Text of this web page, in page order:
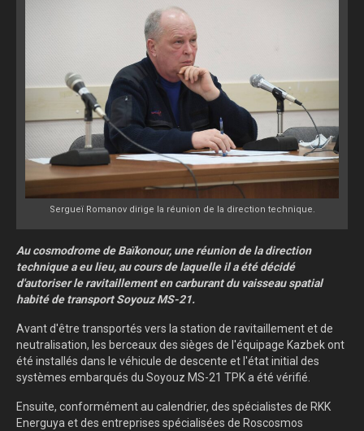
Sergueï Romanov dirige la réunion de la direction technique.
Au cosmodrome de Baïkonour, une réunion de la direction
technique a eu lieu, au cours de laquelle il a été décidé
d'autoriser le ravitaillement en carburant du vaisseau spatial
habité de transport Soyouz MS-21.
Avant d'être transportés vers la station de ravitaillement et de
neutralisation, les berceaux des sièges de l'équipage Kazbek ont ​​
été installés dans le véhicule de descente et l'état initial des
systèmes embarqués du Soyouz MS-21 TPK a été vérifié.
Ensuite, conformément au calendrier, des spécialistes de RKK
Energuya et des entreprises spécialisées de Roscosmos